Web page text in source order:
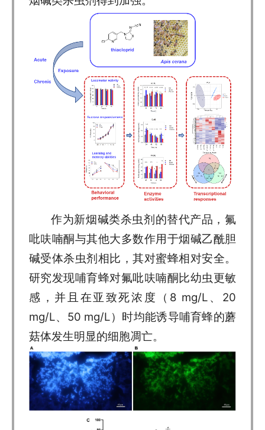
作为新烟碱类杀虫剂的替代产品，氟
吡呋喃酮与其他大多数作用于烟碱乙酰胆
碱受体杀虫剂相比，其对蜜蜂相对安全。
研究发现哺育蜂对氟吡呋喃酮比幼虫更敏
感，并且在亚致死浓度（8 mg/L、20
mg/L、50 mg/L）时均能诱导哺育蜂的蘑
菇体发生明显的细胞凋亡。